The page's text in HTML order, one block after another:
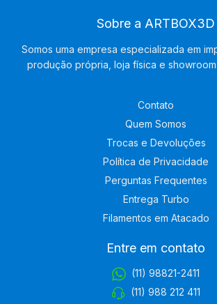
Sobre a ARTBOX3D
Somos uma empresa especializada em
produção própria, loja física e showroom
Contato
Quem Somos
Trocas e Devoluções
Política de Privacidade
Perguntas Frequentes
Entrega Turbo
Filamentos em Atacado
Entre em contato
(11) 98821-2411
(11) 988 212 411